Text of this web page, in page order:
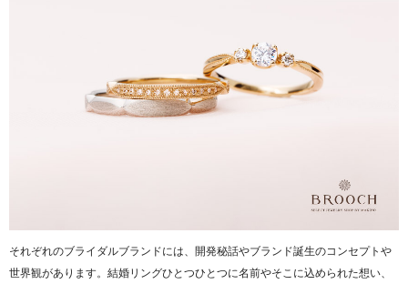
それぞれのブライダルブランドには、開発秘話やブランド誕生のコンセプトや
世界観があります。結婚リングひとつひとつに名前やそこに込められた想い、